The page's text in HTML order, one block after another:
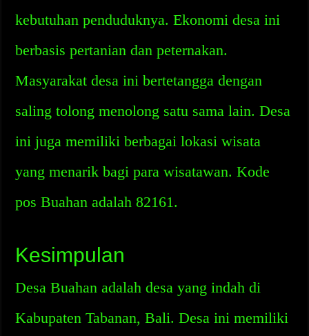
kebutuhan penduduknya. Ekonomi desa ini
berbasis pertanian dan peternakan.
Masyarakat desa ini bertetangga dengan
saling tolong menolong satu sama lain. Desa
ini juga memiliki berbagai lokasi wisata
yang menarik bagi para wisatawan. Kode
pos Buahan adalah 82161.
Kesimpulan
Desa Buahan adalah desa yang indah di
Kabupaten Tabanan, Bali. Desa ini memiliki